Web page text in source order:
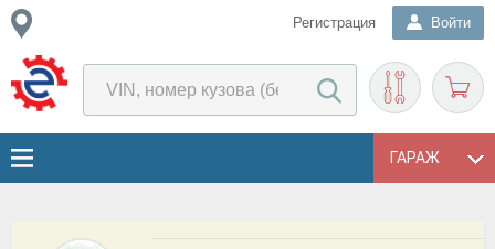
Регистрация Войти
ГАРАЖ